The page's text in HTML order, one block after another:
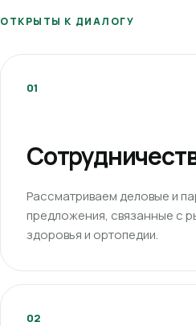
ОТКРЫТЫ К ДИАЛОГУ
01
Рассматриваем деловые и
предложения, связанные с
здоровья и ортопедии.
02